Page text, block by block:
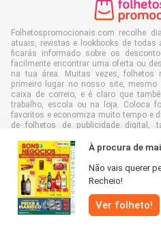
À procura de
Não vais querer
Recheio!
Ver folheto!
Folhetospromocionais.com recolhe
atuais, revistas e lookbooks de todas
ficarás informado sobre os
facilmente encontrar uma oferta ou
na tua área. Muitas vezes, folhetos
primeiro lugar no nosso site,
caixa de correio, e é claro que
trabalho, escola ou na loja. Coloca
favoritos e economiza muito tempo e
de folhetos de publicidade digital,
Todos os direitos reservados ©
Termos e Condições|Política de